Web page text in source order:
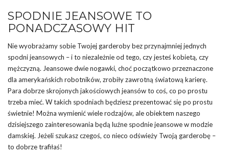
SPODNIE JEANSOWE TO
PONADCZASOWY HIT
Nie wyobrażamy sobie Twojej garderoby bez przynajmniej jednych
spodni jeansowych – i to niezależnie od tego, czy jesteś kobietą, czy
mężczyzną. Jeansowe dwie nogawki, choć początkowo przeznaczone
dla amerykańskich robotników, zrobiły zawrotną światową karierę.
Para dobrze skrojonych jakościowych jeansów to coś, co po prostu
trzeba mieć. W takich spodniach będziesz prezentować się po prostu
świetnie! Można wymienić wiele rodzajów, ale obiektem naszego
dzisiejszego zainteresowania będą luźne spodnie jeansowe w modzie
damskiej. Jeżeli szukasz czegoś, co nieco odświeży Twoją garderobę –
to dobrze trafiłaś!